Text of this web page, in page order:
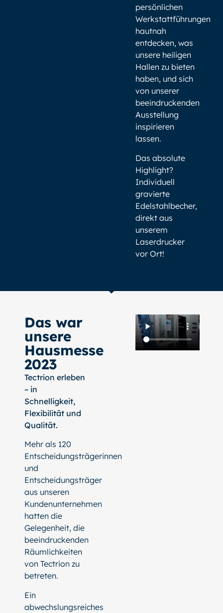
persönlichen
Werkstattführungen
hautnah
entdecken, was
unsere heiligen
Hallen zu bieten
haben, und sich
von unserer
beeindruckenden
Ausstellung
inspirieren
lassen.
Das absolute
Highlight?
Individuell
gravierte
Edelstahlbecher,
direkt aus
unserem
Laserdrucker
vor Ort!
Das war
unsere
Hausmesse
2023
Tectrion erleben
– in
Schnelligkeit,
Flexibilität und
Qualität.
Mehr als 120
Entscheidungsträgerinnen
und
Entscheidungsträger
aus unseren
Kundenunternehmen
hatten die
Gelegenheit, die
beeindruckenden
Räumlichkeiten
von Tectrion zu
betreten.
Ein
abwechslungsreiches